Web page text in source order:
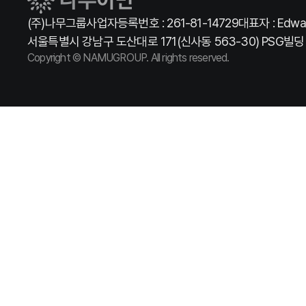
(주)나무그룹사업자등록번호 : 261-81-14729대표자 :
서울특별시 강남구 도산대로 171(신사동 563-30) PSG빌
Copyright © NAMUGROUP. All rights reserved.